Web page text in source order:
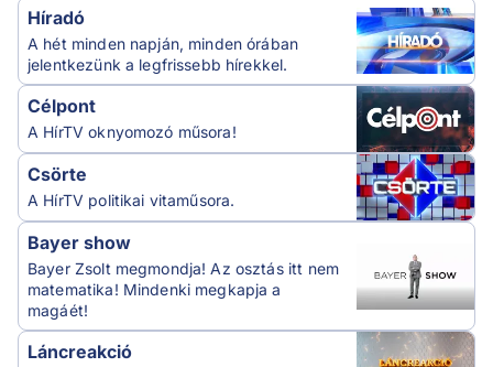
Híradó
A hét minden napján, minden órában
jelentkezünk a legfrissebb hírekkel.
Célpont
A HírTV oknyomozó műsora!
Csörte
A HírTV politikai vitaműsora.
Bayer show
Bayer Zsolt megmondja! Az osztás itt nem
matematika! Mindenki megkapja a
magáét!
Láncreakció